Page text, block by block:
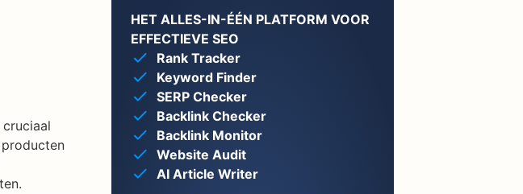
HET ALLES-IN-ÉÉN PLATFORM VOOR
EFFECTIEVE SEO
Rank Tracker
Keyword Finder
SERP Checker
Backlink Checker
Backlink Monitor
Website Audit
AI Article Writer